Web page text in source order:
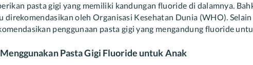
pasta gigi yang memiliki kandungan fluoride di dalamnya.
direkomendasikan oleh Organisasi Kesehatan Dunia (WHO).
penggunaan pasta gigi yang mengandung fluoride
Pasta Gigi Fluoride untuk Anak